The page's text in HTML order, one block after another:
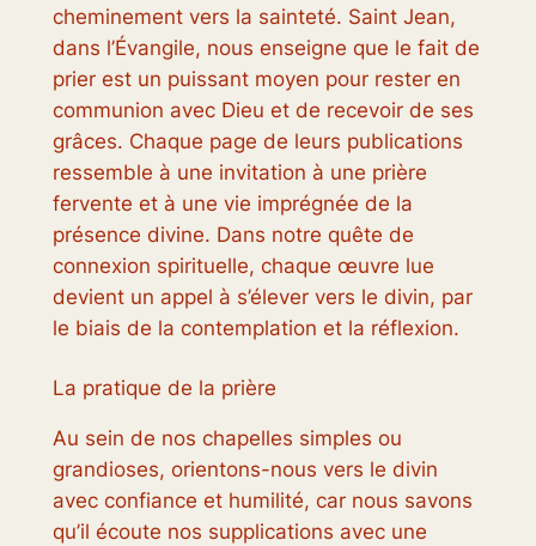
cheminement vers la sainteté. Saint Jean,
dans l’Évangile, nous enseigne que le fait de
prier est un puissant moyen pour rester en
communion avec Dieu et de recevoir de ses
grâces. Chaque page de leurs publications
ressemble à une invitation à une prière
fervente et à une vie imprégnée de la
présence divine. Dans notre quête de
connexion spirituelle, chaque œuvre lue
devient un appel à s’élever vers le divin, par
le biais de la contemplation et la réflexion.
La pratique de la prière
Au sein de nos chapelles simples ou
grandioses, orientons-nous vers le divin
avec confiance et humilité, car nous savons
qu’il écoute nos supplications avec une